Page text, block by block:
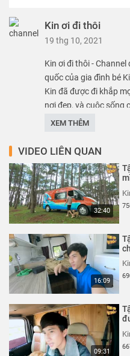
Kin ơi đi thôi
19 thg 10, 2021
Kin ơi đi thôi -
quốc của gia đình bé
Kin đã được đi khắp
nơi đẹp, và cuộc sống
xem và ủng hộ thật
XEM THÊM
VIDEO LIÊN QUAN
32:40
16:09
09:31